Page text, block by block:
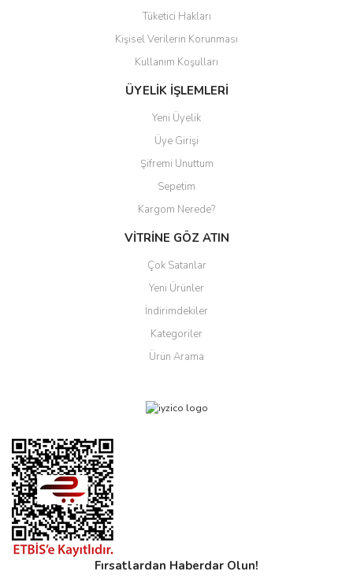
Gönder
Tüketici Hakları
Kişisel Verilerin Korunması
Kullanım Koşulları
ÜYELİK İŞLEMLERİ
Yeni Üyelik
Üye Girişi
Şifremi Unuttum
Sepetim
Kargom Nerede?
VİTRİNE GÖZ ATIN
Çok Satanlar
Yeni Ürünler
İndirimdekiler
Kategoriler
Ürün Arama
Fırsatlardan Haberdar Olun!